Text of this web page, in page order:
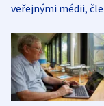
veřejnými médii,